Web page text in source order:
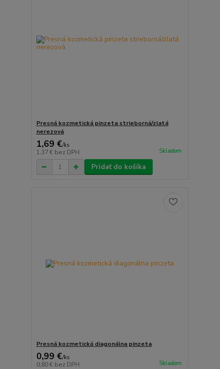
Presná kozmetická pinzeta strieborná/zlatá
nerezová
1,69 €/ks
1,37 € bez DPH Skladom
Pridať do košíka
Presná kozmetická diagonálna pinzeta
0,99 €/ks
0,80 € bez DPH Skladom